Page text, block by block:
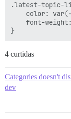
.latest-topic-
color:
font-
4 curtidas
Categories doesn't
dev